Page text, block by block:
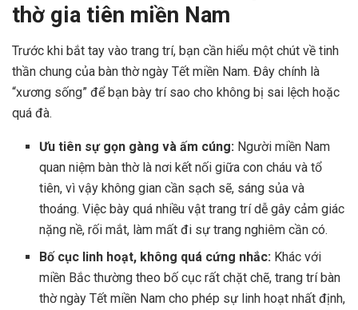
thờ gia tiên miền Nam
Trước khi bắt tay vào trang trí, bạn cần hiểu một chút về tinh
thần chung của bàn thờ ngày Tết miền Nam. Đây chính là
“xương sống” để bạn bày trí sao cho không bị sai lệch hoặc
quá đà.
Ưu tiên sự gọn gàng và ấm cúng: Người miền Nam
quan niệm bàn thờ là nơi kết nối giữa con cháu và tổ
tiên, vì vậy không gian cần sạch sẽ, sáng sủa và
thoáng. Việc bày quá nhiều vật trang trí dễ gây cảm giác
nặng nề, rối mắt, làm mất đi sự trang nghiêm cần có.
Bố cục linh hoạt, không quá cứng nhắc: Khác với
miền Bắc thường theo bố cục rất chặt chẽ, trang trí bàn
thờ ngày Tết miền Nam cho phép sự linh hoạt nhất định,